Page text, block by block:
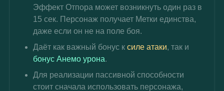
Эффект Отпора может возникнуть один раз в
15 сек. Персонаж получает Метки единства,
даже если он не на поле боя.
Даёт как важный бонус к силе атаки, так и
бонус Анемо урона.
Для реализации пассивной способности
стоит сначала использовать персонажа,